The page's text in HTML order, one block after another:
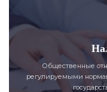
Общественные
регулируемыми